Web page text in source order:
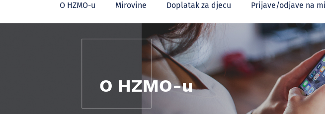
izbornik
O HZMO-u Mirovine Doplatak za djecu Prijave/odjave na
O HZMO-u